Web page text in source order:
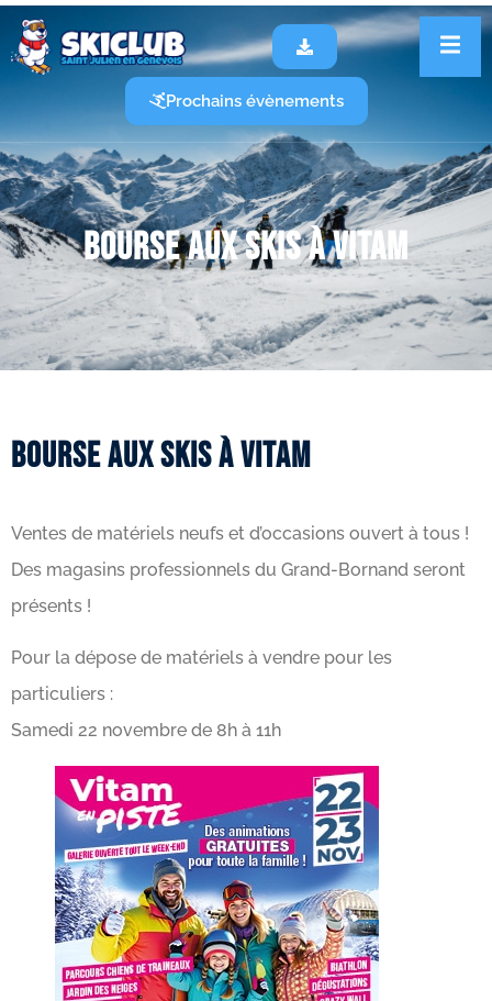
Prochains évènements
Bourse aux skis à Vitam
Bourse aux skis à Vitam
Ventes de matériels neufs et d’occasions ouvert à tous !
Des magasins professionnels du Grand-Bornand seront
présents !
Pour la dépose de matériels à vendre pour les
particuliers :
Samedi 22 novembre de 8h à 11h